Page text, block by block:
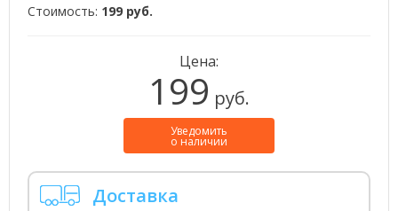
Стоимость: 199 руб.
Цена:
199 руб.
Уведомить
о наличии
Доставка